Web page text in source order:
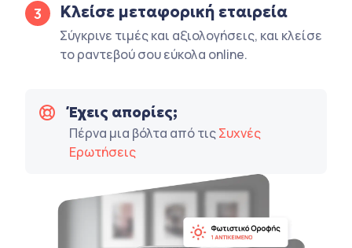
3 Κλείσε μεταφορική εταιρεία
Σύγκρινε τιμές και αξιολογήσεις, και κλείσε
το ραντεβού σου εύκολα online.
Έχεις απορίες;
Πέρνα μια βόλτα από τιςΣυχνές
Ερωτήσεις